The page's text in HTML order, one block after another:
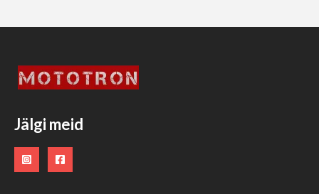
Jälgi meid